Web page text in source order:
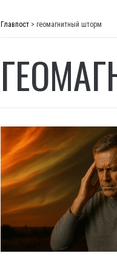
Главпост > геомагнитный шторм